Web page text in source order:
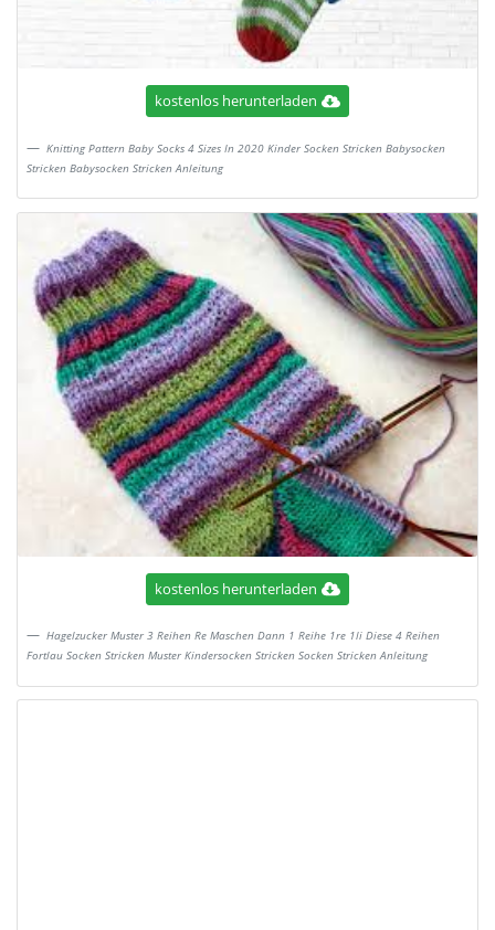
kostenlos herunterladen
Knitting Pattern Baby Socks 4 Sizes In 2020 Kinder Socken Stricken Babysocken
Stricken Babysocken Stricken Anleitung
kostenlos herunterladen
Hagelzucker Muster 3 Reihen Re Maschen Dann 1 Reihe 1re 1li Diese 4 Reihen
Fortlau Socken Stricken Muster Kindersocken Stricken Socken Stricken Anleitung